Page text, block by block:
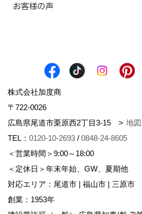
お客様の声
株式会社加度商
〒722-0026
広島県尾道市栗原西2丁目3-15
地図
TEL： 0120-10-2693 / 0848-24-8605
＜営業時間＞9:00～18:00
＜定休日＞年末年始、GW、夏期他
対応エリア：尾道市 | 福山市 | 三原市
創業：1953年